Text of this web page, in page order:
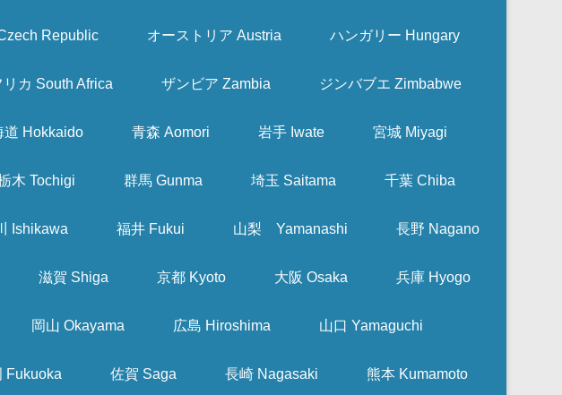
Republic オーストリア Austria ハンガリー Hungary
カ South Africa ザンビア Zambia ジンバブエ Zimbabwe
道 Hokkaido 青森 Aomori 岩手 Iwate 宮城 Miyagi
木 Tochigi 群馬 Gunma 埼玉 Saitama 千葉 Chiba
Ishikawa 福井 Fukui 山梨 Yamanashi 長野 Nagano
滋賀 Shiga 京都 Kyoto 大阪 Osaka 兵庫 Hyogo
岡山 Okayama 広島 Hiroshima 山口 Yamaguchi
Fukuoka 佐賀 Saga 長崎 Nagasaki 熊本 Kumamoto